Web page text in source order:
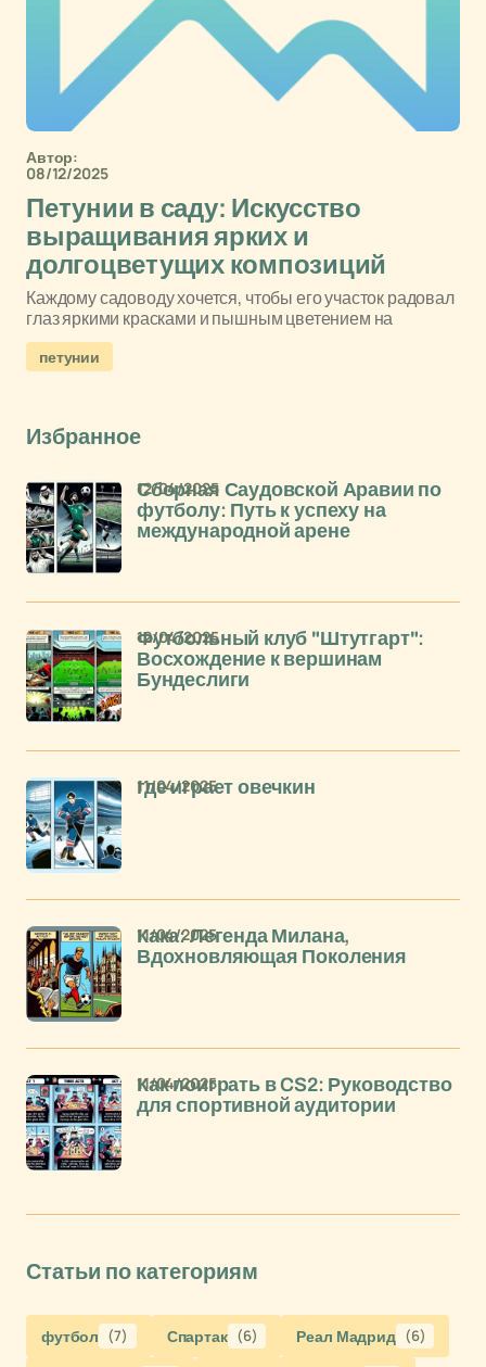
Автор:
08/12/2025
Петунии в саду: Искусство
выращивания ярких и
долгоцветущих композиций
Каждому садоводу хочется, чтобы его участок радовал
глаз яркими красками и пышным цветением на
петунии
Избранное
Сборная Саудовской Аравии по
футболу: Путь к успеху на
международной арене
12/04/2025
Футбольный клуб "Штутгарт":
Восхождение к вершинам
Бундеслиги
12/04/2025
где играет овечкин
11/04/2025
Кака: Легенда Милана,
Вдохновляющая Поколения
11/04/2025
Как поиграть в CS2: Руководство
для спортивной аудитории
11/04/2025
Статьи по категориям
футбол (7) Спартак (6) Реал Мадрид (6)